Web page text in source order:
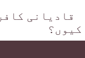
قادیانی کافر
کیوں؟